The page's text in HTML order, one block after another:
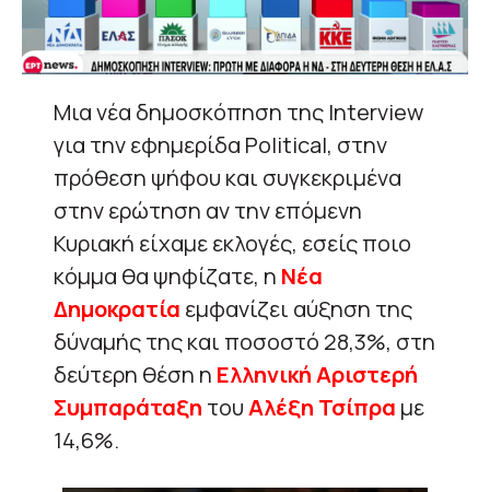
Μια νέα δημοσκόπηση της Interview
για την εφημερίδα Political, στην
πρόθεση ψήφου και συγκεκριμένα
στην ερώτηση αν την επόμενη
Κυριακή είχαμε εκλογές, εσείς ποιο
κόμμα θα ψηφίζατε, η Νέα
Δημοκρατία εμφανίζει αύξηση της
δύναμής της και ποσοστό 28,3%, στη
δεύτερη θέση η Ελληνική Αριστερή
Συμπαράταξη τουΑλέξη Τσίπρα με
14,6%.